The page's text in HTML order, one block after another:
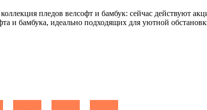
пледов велсофт и бамбук: сейчас действуют
и бамбука, идеально подходящих для уютной